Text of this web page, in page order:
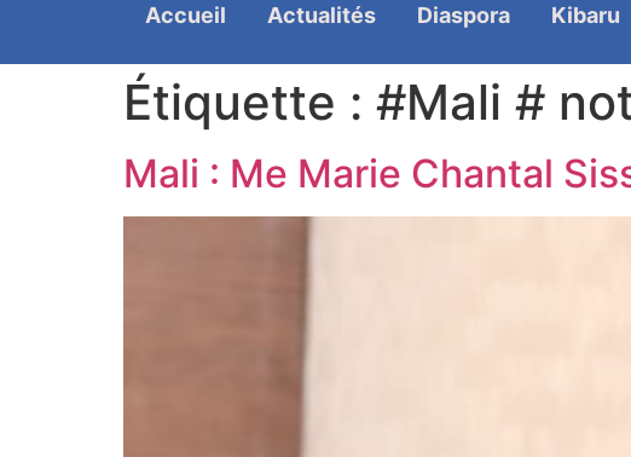
Accueil Actualités Diaspora Kibaru
Étiquette : #Mali #
Mali : Me Marie Chantal